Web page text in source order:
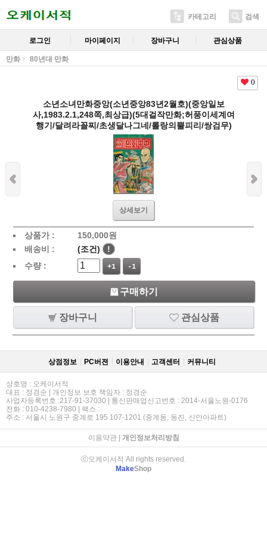
카테고리 검색
로그인 마이페이지 장바구니 관심상품
만화 80년대 만화
0
소년소녀만화중앙(소년중앙83년2월호)(중앙일보
사,1983.2.1,248쪽,최상급)(5대걸작만화;허풍이세계여
행기/달려라꼴찌/초생달나그네/롤랑의뿔피리/쌍검무)
상세보기
상품가 : 150,000원
배송비 :
(조건)
!
수량 :
+1 -1
구매하기
장바구니 관심상품
상점정보 PC버젼 이용안내 고객센터 커뮤니티
상호명 : 오케이서적
대표 : 정경순 | 개인정보 보호 책임자 : 정경순
사업자등록번호 :217-91-37030 | 통신판매업신고번호 : 2014-서울노원-0176
전화 : 010-4238-7980 | 팩스 :
주소 : 서울시 노원구 중계로 195 107-1201 (중계동, 동진, 신안아파트)
이용약관| 개인정보처리방침
ⓒ오케이서적 All rights reserved.
MakeShop